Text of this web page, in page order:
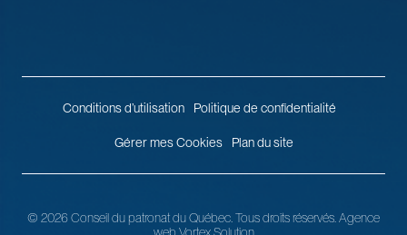
© 2026 Conseil du patronat du Québec. Tous droits réservés. Agence
Conditions d’utilisation Politique de confidentialité
Gérer mes Cookies Plan du site